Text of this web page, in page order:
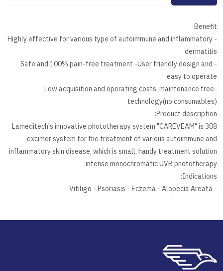
Benefit
- Highly effective for various type of autoimmune and inflammatory
dermatitis
- Safe and 100% pain-free treatment -User friendly design and
easy to operate
-Low acquisition and operating costs, maintenance free
technology(no consumables)
Product description:
Lameditech's innovative phototherapy system "CAREVEAM" is 308
excimer system for the treatment of various autoimmune and
inflammatory skin disease, which is small, handy treatment solution
intense monochromatic UVB phototherapy.
Indications:
- Vitiligo - Psoriasis - Eczema - Alopecia Areata